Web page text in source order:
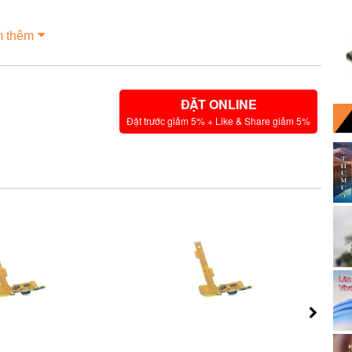
thêm
ĐẶT ONLINE
Đặt trước giảm 5% + Like & Share giảm 5%